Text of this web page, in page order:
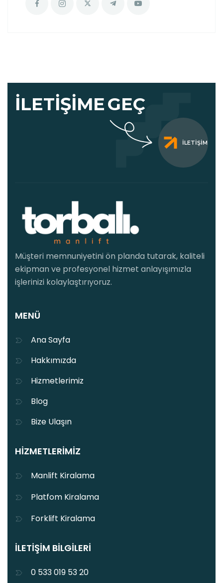
İLETIŞIMEGEÇ
İLETIŞIM
Müşteri memnuniyetini ön planda tutarak, kaliteli
ekipman ve profesyonel hizmet anlayışımızla
işlerinizi kolaylaştırıyoruz.
MENÜ
Ana Sayfa
Hakkımızda
Hizmetlerimiz
Blog
Bize Ulaşın
HIZMETLERIMIZ
Manlift Kiralama
Platfom Kiralama
Forklift Kiralama
İLETIŞIM BILGILERI
0 533 019 53 20